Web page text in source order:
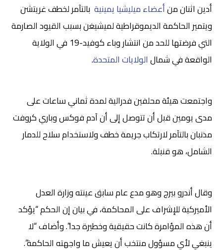
أدين اثنان منأعضاء ميليشيا يمينية بالتآمر لخطف غريتشن
ويتمير الحاكمة الديموقراطية لميشيغن بسبب القيود الصارمة
التي فرضتها للحد من انتشار وباء كوفيد-19 في الولاية
الواقعة في شمالالولايات المتحدة.
واجتمعت هيئة محلفين فدرالية لمدة ثماني ساعات على
مدى يومين قبل أن تتوصل إلى أن آدم فوكس وباري كروفت
مذنبان بالتآمر لارتكاب جريمة خطف ولاستخدام سلاح للدمار
الشامل، هو قنبلة.
وقال أندرو بيرج وهو مدع عام سابق عينته وزارة العدل
الأميركية للإشراف على المحاكمة، في بيان إن الحكم “يؤكد
أن هذه المؤامرة كانت حقيقية وخطيرة جدا”. وأضاف “لا
ينبغي لأي مسؤول منتخب أن يعيش ما واجهته الحاكمة”.